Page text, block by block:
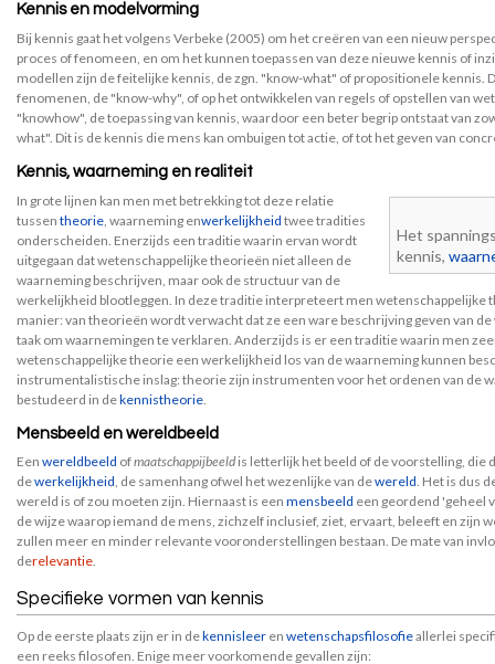
Kennis en modelvorming
Bij kennis gaat het volgens Verbeke (2005) om het creëren van een nieuw
proces of fenomeen, en om het kunnen toepassen van deze nieuwe kennis of
modellen zijn de feitelijke kennis, de zgn. "know-what" of propositionele kennis.
fenomenen, de "know-why", of op het ontwikkelen van regels of opstellen van
"knowhow", de toepassing van kennis, waardoor een beter begrip ontstaat van
what". Dit is de kennis die mens kan ombuigen tot actie, of tot het geven van
Kennis, waarneming en realiteit
Het
kennis,
In grote lijnen kan men met betrekking tot deze relatie
tussen theorie , waarneming enwerkelijkheid twee tradities
onderscheiden. Enerzijds een traditie waarin ervan wordt
uitgegaan dat wetenschappelijke theorieën niet alleen de
waarneming beschrijven, maar ook de structuur van de
werkelijkheid blootleggen. In deze traditie interpreteert men wetenschappelijke
manier: van theorieën wordt verwacht dat ze een ware beschrijving geven van
taak om waarnemingen te verklaren. Anderzijds is er een traditie waarin men
wetenschappelijke theorie een werkelijkheid los van de waarneming kunnen
instrumentalistische inslag: theorie zijn instrumenten voor het ordenen van de
bestudeerd in dekennistheorie
Mensbeeld en wereldbeeld
Een wereldbeeld ofmaatschappijbeeld is letterlijk het beeld of de voorstelling,
dewerkelijkheid, de samenhang ofwel het wezenlijke van dewereld. Het is dus
wereld is of zou moeten zijn. Hiernaast is een mensbeeld een geordend 'geheel
de wijze waarop iemand de mens, zichzelf inclusief, ziet, ervaart, beleeft en zijn
zullen meer en minder relevante vooronderstellingen bestaan. De mate van
derelevantie.
Specifieke vormen van kennis
Op de eerste plaats zijn er in dekennisleer en wetenschapsfilosofieallerlei
een reeks filosofen. Enige meer voorkomende gevallen zijn: